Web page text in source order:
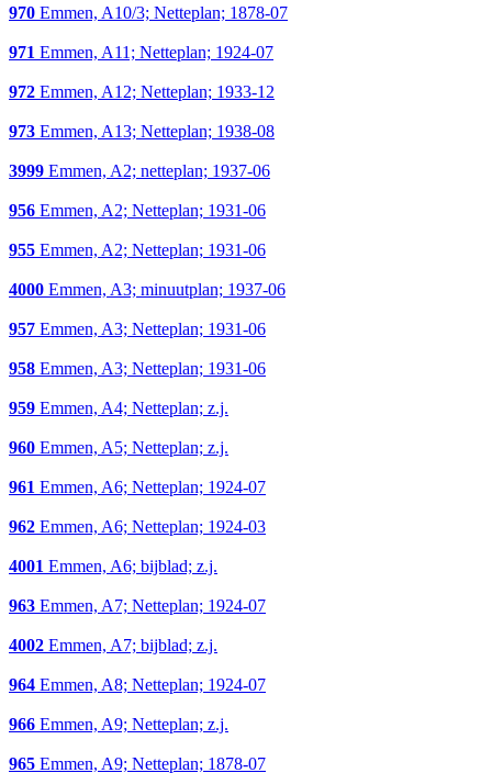
970 Emmen, A10/3; Netteplan; 1878-07
971 Emmen, A11; Netteplan; 1924-07
972 Emmen, A12; Netteplan; 1933-12
973 Emmen, A13; Netteplan; 1938-08
3999 Emmen, A2; netteplan; 1937-06
956 Emmen, A2; Netteplan; 1931-06
955 Emmen, A2; Netteplan; 1931-06
4000 Emmen, A3; minuutplan; 1937-06
957 Emmen, A3; Netteplan; 1931-06
958 Emmen, A3; Netteplan; 1931-06
959 Emmen, A4; Netteplan; z.j.
960 Emmen, A5; Netteplan; z.j.
961 Emmen, A6; Netteplan; 1924-07
962 Emmen, A6; Netteplan; 1924-03
4001 Emmen, A6; bijblad; z.j.
963 Emmen, A7; Netteplan; 1924-07
4002 Emmen, A7; bijblad; z.j.
964 Emmen, A8; Netteplan; 1924-07
966 Emmen, A9; Netteplan; z.j.
965 Emmen, A9; Netteplan; 1878-07